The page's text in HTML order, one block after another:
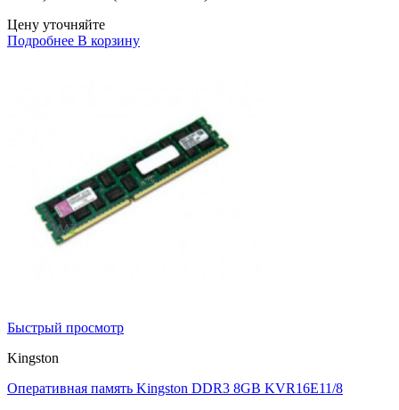
Цену уточняйте
Подробнее В корзину
Быстрый просмотр
Kingston
Оперативная память Kingston DDR3 8GB KVR16E11/8